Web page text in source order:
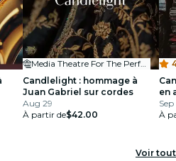
Media Theatre For The Performing Arts
Candlelight : hommage à
Juan Gabriel sur cordes
Aug 29
À partir de$42.00
en
Sep
À
Voir tout